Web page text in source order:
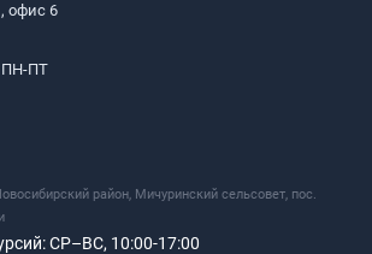
офис 6
ПН-ПТ
район, Мичуринский сельсовет, пос.
СР–ВС, 10:00-17:00